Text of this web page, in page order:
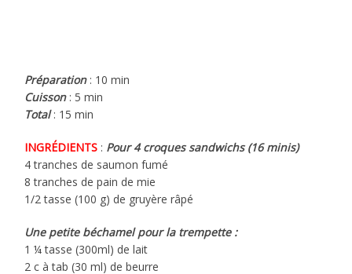
Préparation: 10 min
Cuisson : 5 min
Total : 15 min
INGRÉDIENTS : Pour 4 croques sandwichs (16 minis)
4 tranches de saumon fumé
8 tranches de pain de mie
1/2 tasse (100 g) de gruyère râpé
Une petite béchamel pour la trempette :
1 ¼ tasse (300ml) de lait
2 c à tab (30 ml) de beurre